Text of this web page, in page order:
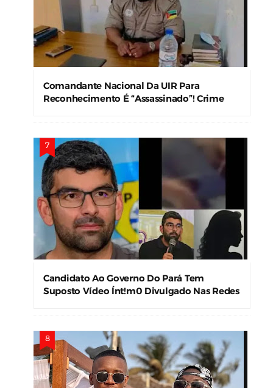
Comandante Nacional Da UIR Para
Reconhecimento É “Assassinado”! Crime
Candidato Ao Governo Do Pará Tem
Suposto Vídeo Ínt!m0 Divulgado Nas Redes